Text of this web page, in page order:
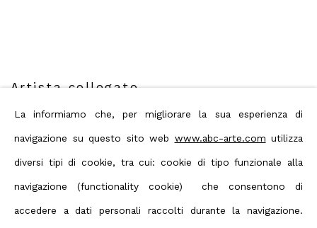
Artista collegato
Chiara Crepaldi
La informiamo che, per migliorare la sua esperienza di
navigazione su questo sito web www.abc-arte.com utilizza
diversi tipi di cookie, tra cui: cookie di tipo funzionale alla
navigazione (functionality cookie) che consentono di
accedere a dati personali raccolti durante la navigazione.